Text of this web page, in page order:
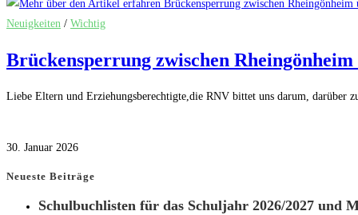
Neuigkeiten / Wichtig
Brückensperrung zwischen
Liebe Eltern und Erziehungsberechtigte,die RNV bittet uns darum,
30. Januar 2026
Neueste Beiträge
Schulbuchlisten für das Schuljahr 2026/2027 und